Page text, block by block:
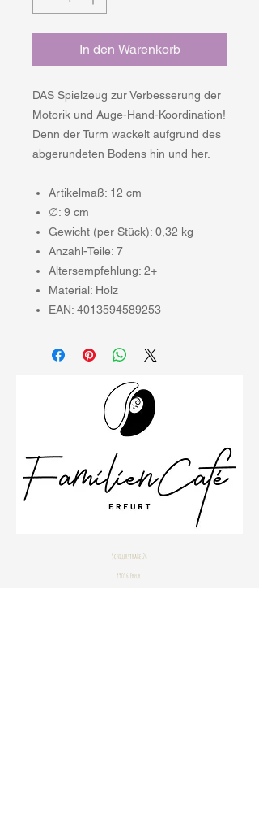
In den Warenkorb
DAS Spielzeug zur Verbesserung der
Motorik und Auge-Hand-Koordination!
Denn der Turm wackelt aufgrund des
abgerundeten Bodens hin und her.
Artikelmaß: 12 cm
∅: 9 cm
Gewicht (per Stück): 0,32 kg
Anzahl-Teile: 7
Altersempfehlung: 2+
Material: Holz
EAN: 4013594589253
Schillerstraße 26
99096 Erfurt